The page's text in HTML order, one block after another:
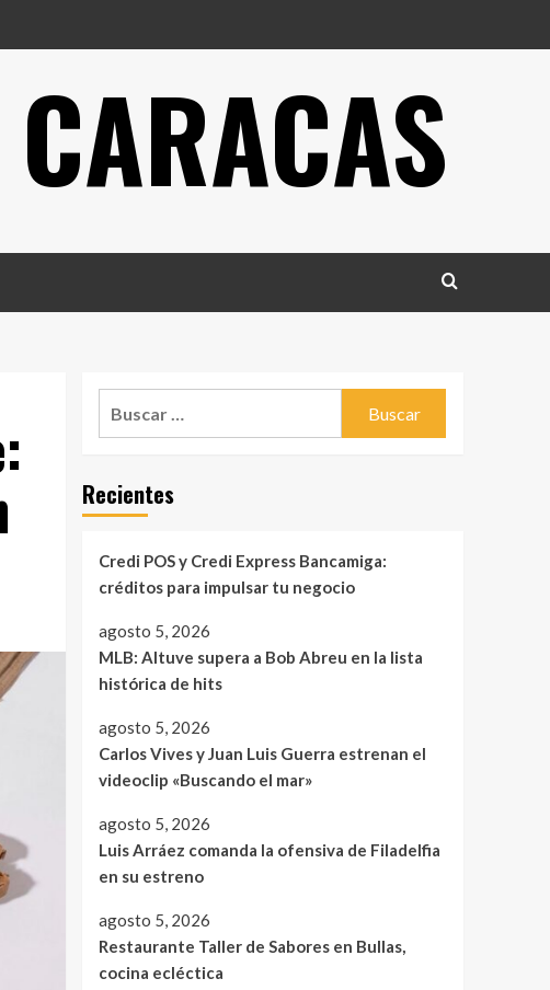
Recientes
Credi POS y Credi Express Bancamiga:
créditos para impulsar tu negocio
agosto 5, 2026
MLB: Altuve supera a Bob Abreu en la lista
histórica de hits
agosto 5, 2026
Carlos Vives y Juan Luis Guerra estrenan el
videoclip «Buscando el mar»
agosto 5, 2026
Luis Arráez comanda la ofensiva de Filadelfia
en su estreno
agosto 5, 2026
Restaurante Taller de Sabores en Bullas,
cocina ecléctica